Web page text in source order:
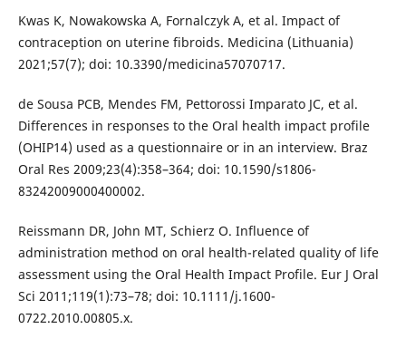
Kwas K, Nowakowska A, Fornalczyk A, et al. Impact of
contraception on uterine fibroids. Medicina (Lithuania)
2021;57(7); doi: 10.3390/medicina57070717.
de Sousa PCB, Mendes FM, Pettorossi Imparato JC, et al.
Differences in responses to the Oral health impact profile
(OHIP14) used as a questionnaire or in an interview. Braz
Oral Res 2009;23(4):358–364; doi: 10.1590/s1806-
83242009000400002.
Reissmann DR, John MT, Schierz O. Influence of
administration method on oral health-related quality of life
assessment using the Oral Health Impact Profile. Eur J Oral
Sci 2011;119(1):73–78; doi: 10.1111/j.1600-
0722.2010.00805.x.